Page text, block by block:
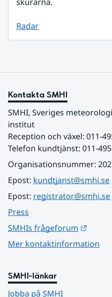
Radar
Kontakta SMHI
SMHI, Sveriges
institut
Reception och växel: 011-
Telefon kundtjänst: 011-
Organisationsnummer:
Epost: kundtjanst@smhi.se
Epost: registrator@smhi.se
Press
SMHIs frågeforum
Mer kontaktinformation
SMHI-länkar
Jobba på SMHI